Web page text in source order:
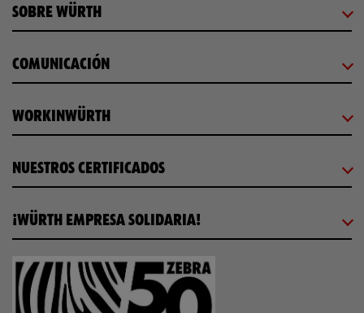
SOBRE WÜRTH
COMUNICACIÓN
WORKINWÜRTH
NUESTROS CERTIFICADOS
¡WÜRTH EMPRESA SOLIDARIA!